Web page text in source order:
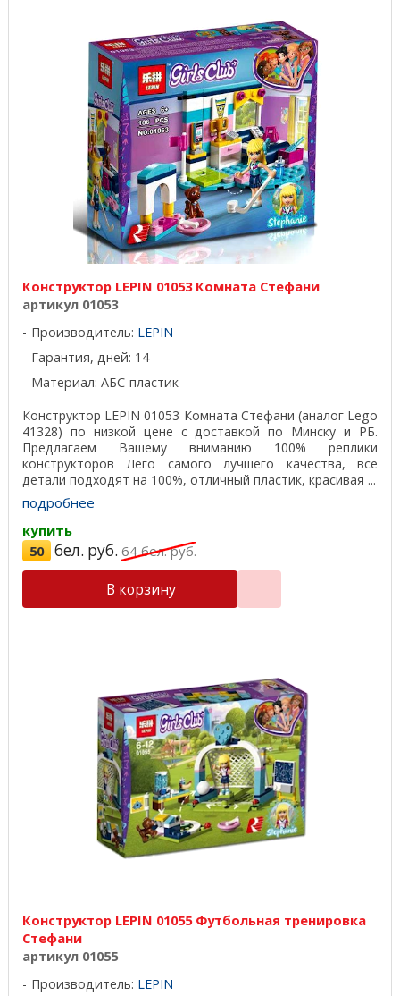
Конструктор LEPIN 01053 Комната Стефани
артикул 01053
Производитель: LEPIN
Гарантия, дней: 14
Материал: АБС-пластик
Конструктор LEPIN 01053 Комната Стефани (аналог Lego
41328) по низкой цене с доставкой по Минску и РБ.
Предлагаем Вашему вниманию 100% реплики
конструкторов Лего самого лучшего качества, все
детали подходят на 100%, отличный пластик, красивая ...
подробнее
купить
50 бел. руб. 64бел. руб.
В корзину
Конструктор LEPIN 01055 Футбольная тренировка
Стефани
артикул 01055
Производитель: LEPIN